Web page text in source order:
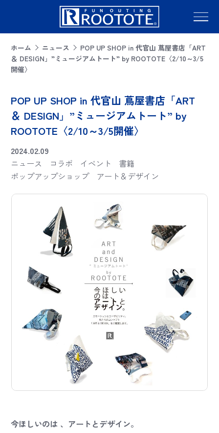
ホーム ニュース
POP UP SHOP in 代官山 蔦屋書店「ART
＆ DESIGN」”ミュージアムトート” by ROOTOTE〈2/10～3/5
開催〉
POP UP SHOP in 代官山 蔦屋書店「ART
＆ DESIGN」”ミュージアムトート” by
ROOTOTE〈2/10～3/5開催〉
2024.02.09
ニュース
コラボ イベント
書籍
ポップアップショップ
アート＆デザイン
今ほしいのは 、アートとデザイン。